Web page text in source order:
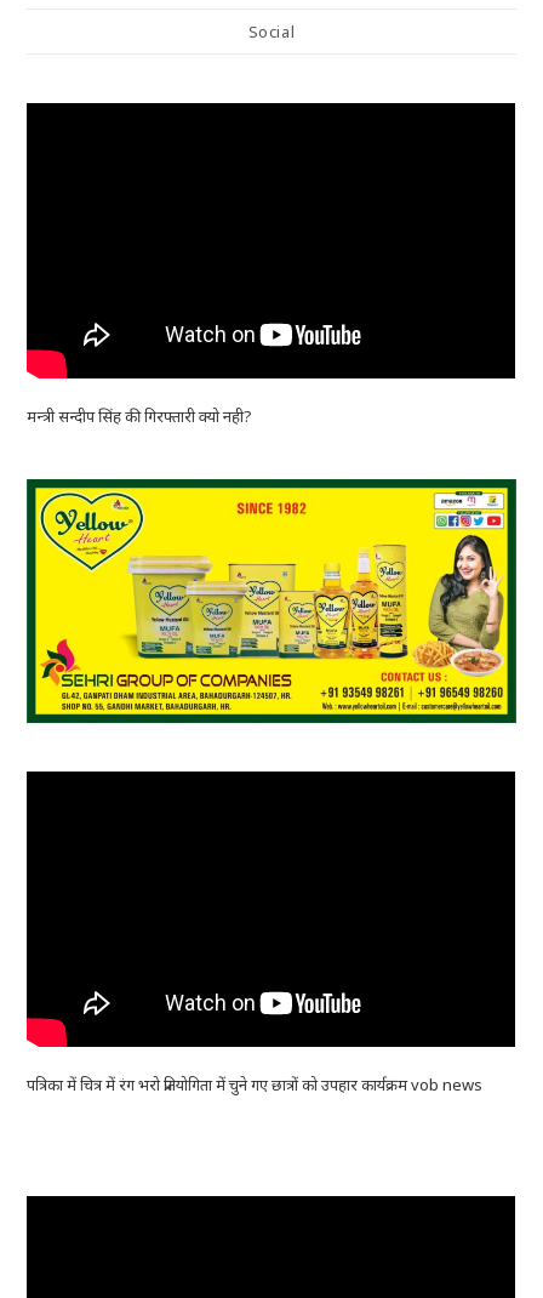
Social
मन्त्री सन्दीप सिंह की गिरफ्तारी क्यो नही?
पत्रिका में चित्र में रंग भरो प्रतियोगिता में चुने गए छात्रों को उपहार कार्यक्रम vob news